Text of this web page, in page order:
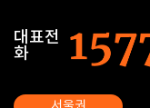
대표전
화